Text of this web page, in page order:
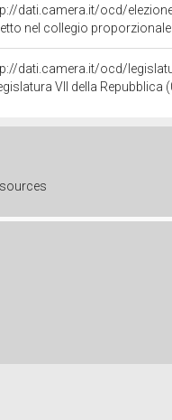
dati.camera.it/ocd/
nel collegio proporzionale
dati.camera.it/ocd/
VII della